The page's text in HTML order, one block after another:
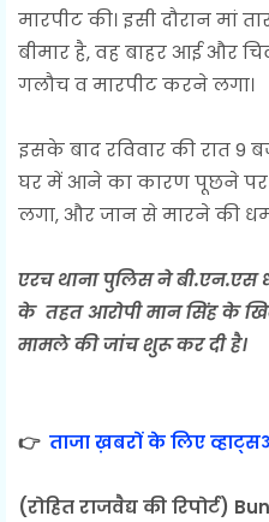
मारपीट की। इसी दौरान मां
बीमार है, वह बाहर आई और
गलौच व मारपीट करने लगा।
इसके बाद रविवार की रात 9
घर में आने का कारण पूछने पर
लगा, और जान से मारने की
एरच थाना पुलिस ने बी.एन.एस
के तहत आरोपी मान सिंह के
मामले की जांच शुरू कर दी है।
👉 ताजा ख़बरों के लिए
(रोहित राजवैद्य की रिपोर्ट)